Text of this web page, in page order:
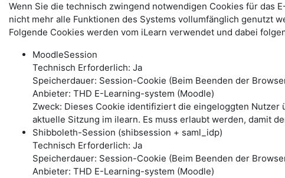
Wenn Sie die technisch zwingend notwendigen Cookies für das
nicht mehr alle Funktionen des Systems vollumfänglich genutzt
Folgende Cookies werden vom iLearn verwendet und dabei
MoodleSession
Technisch Erforderlich: Ja
Speicherdauer: Session-Cookie (Beim Beenden der
Anbieter: THD E-Learning-system (Moodle)
Zweck: Dieses Cookie identifiziert die eingeloggten
aktuelle Sitzung im ilearn. Es muss erlaubt werden, damit
Shibboleth-Session (shibsession + saml_idp)
Technisch Erforderlich: Ja
Speicherdauer: Session-Cookie (Beim Beenden der
Anbieter: THD E-Learning-system (Moodle)